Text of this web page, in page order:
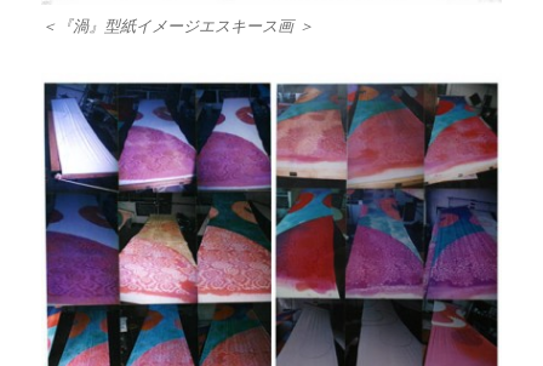
＜『渦』型紙イメージエスキース画 ＞